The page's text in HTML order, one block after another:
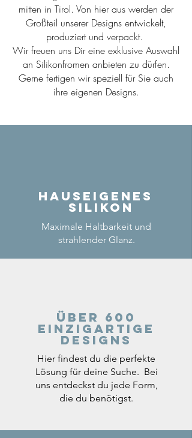
mitten in Tirol. Von hier aus werden der
Großteil unserer Designs entwickelt,
produziert und verpackt.
Wir freuen uns Dir eine exklusive Auswahl
an Silikonfromen anbieten zu dürfen.
Gerne fertigen wir speziell für Sie auch
ihre eigenen Designs.
Hauseigenes
Silikon
Maximale Haltbarkeit und
strahlender Glanz.
Über 600
einzigartige
Designs
Hier findest du die perfekte
Lösung für deine Suche. Bei
uns entdeckst du jede Form,
die du benötigst.